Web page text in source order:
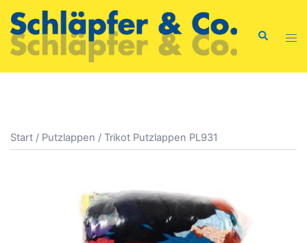
Zum
Inhalt
springen
Suche
Start / Putzlappen / Trikot Putzlappen PL931